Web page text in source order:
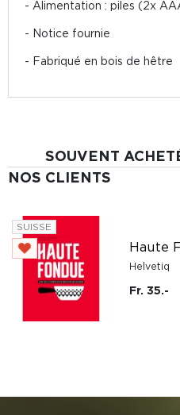
- Alimentation : piles (2x
- Notice fournie
- Fabriqué en bois de hêtre
SOUVENT
NOS CLIENTS
SUISSE
Haute
Helvetiq
Fr. 35.-